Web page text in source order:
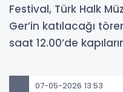
Festival, Türk Halk
Ger’in katılacağı
saat 12.00’de
07-05-2026 13:53